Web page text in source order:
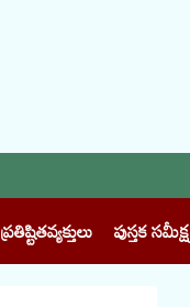
ప్రతిష్టితవ్యక్తులు పుస్తక సమీక్ష